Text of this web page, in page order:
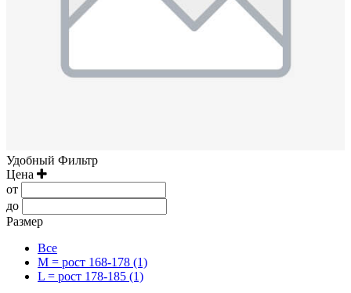
Удобный Фильтр
Цена
от
до
Размер
Все
M = рост 168-178 (1)
L = рост 178-185 (1)